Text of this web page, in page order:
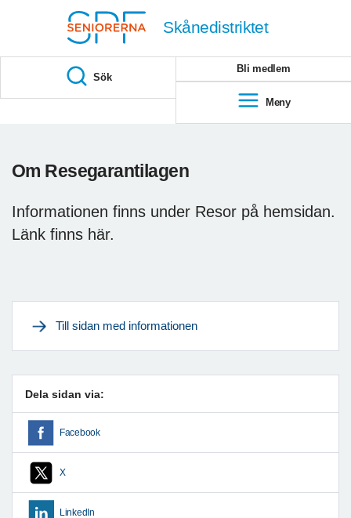
Skånedistriktet
Sök
Bli medlem
Meny
Om Resegarantilagen
Informationen finns under Resor på hemsidan.
Länk finns här.
Till sidan med informationen
Dela sidan via:
Facebook
X
LinkedIn